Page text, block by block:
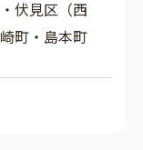
伏見区（西
町・島本町